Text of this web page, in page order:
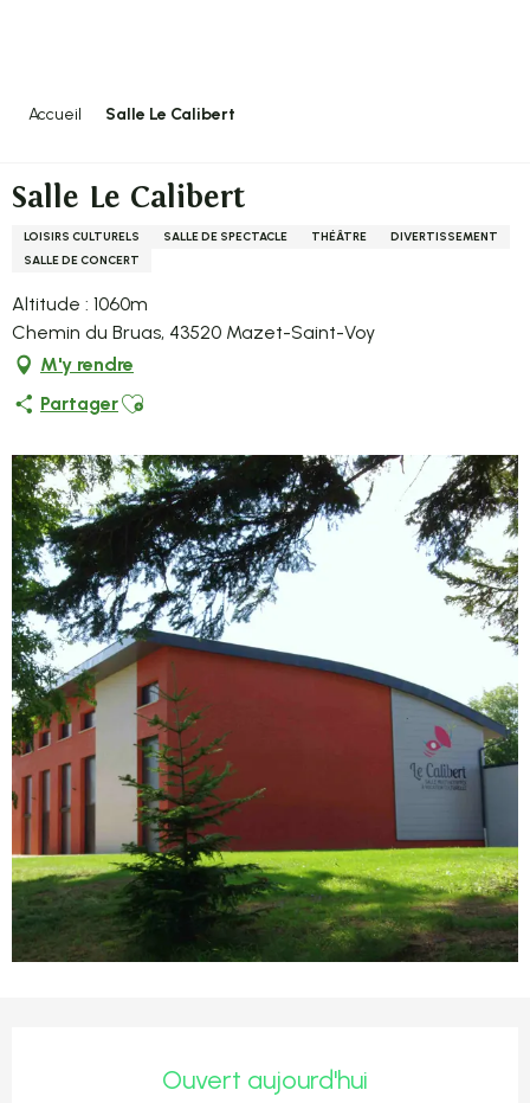
Accueil Salle Le Calibert
Salle Le Calibert
LOISIRS CULTURELS SALLE DE SPECTACLE THÉÂTRE
DIVERTISSEMENT
SALLE DE CONCERT
Altitude : 1060m
Chemin du Bruas, 43520 Mazet-Saint-Voy
M'y rendre
PartagerAjouter aux favoris
Ouvert aujourd'hui